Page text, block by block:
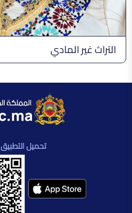
التراث غير المادي
تحميل التطبيق